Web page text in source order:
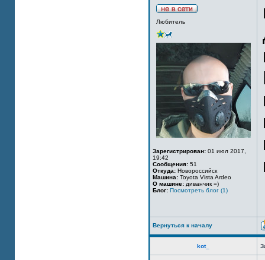
Любитель
Зарегистрирован: 01 июл 2017,
19:42
Сообщения: 51
Откуда: Новороссийск
Машина: Toyota Vista Ardeo
О машине: диванчик =)
Блог: Посмотреть блог (1)
Вернуться к началу
kot_